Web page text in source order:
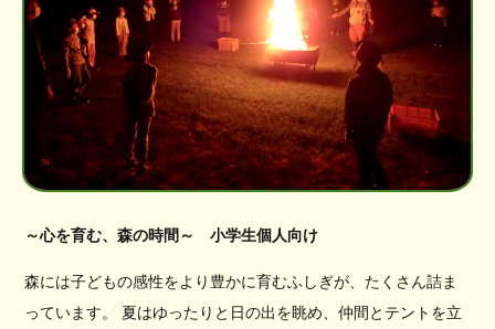
～心を育む、森の時間～ 小学生個人向け
森には子どもの感性をより豊かに育むふしぎが、たくさん詰ま
っています。 夏はゆったりと日の出を眺め、仲間とテントを立